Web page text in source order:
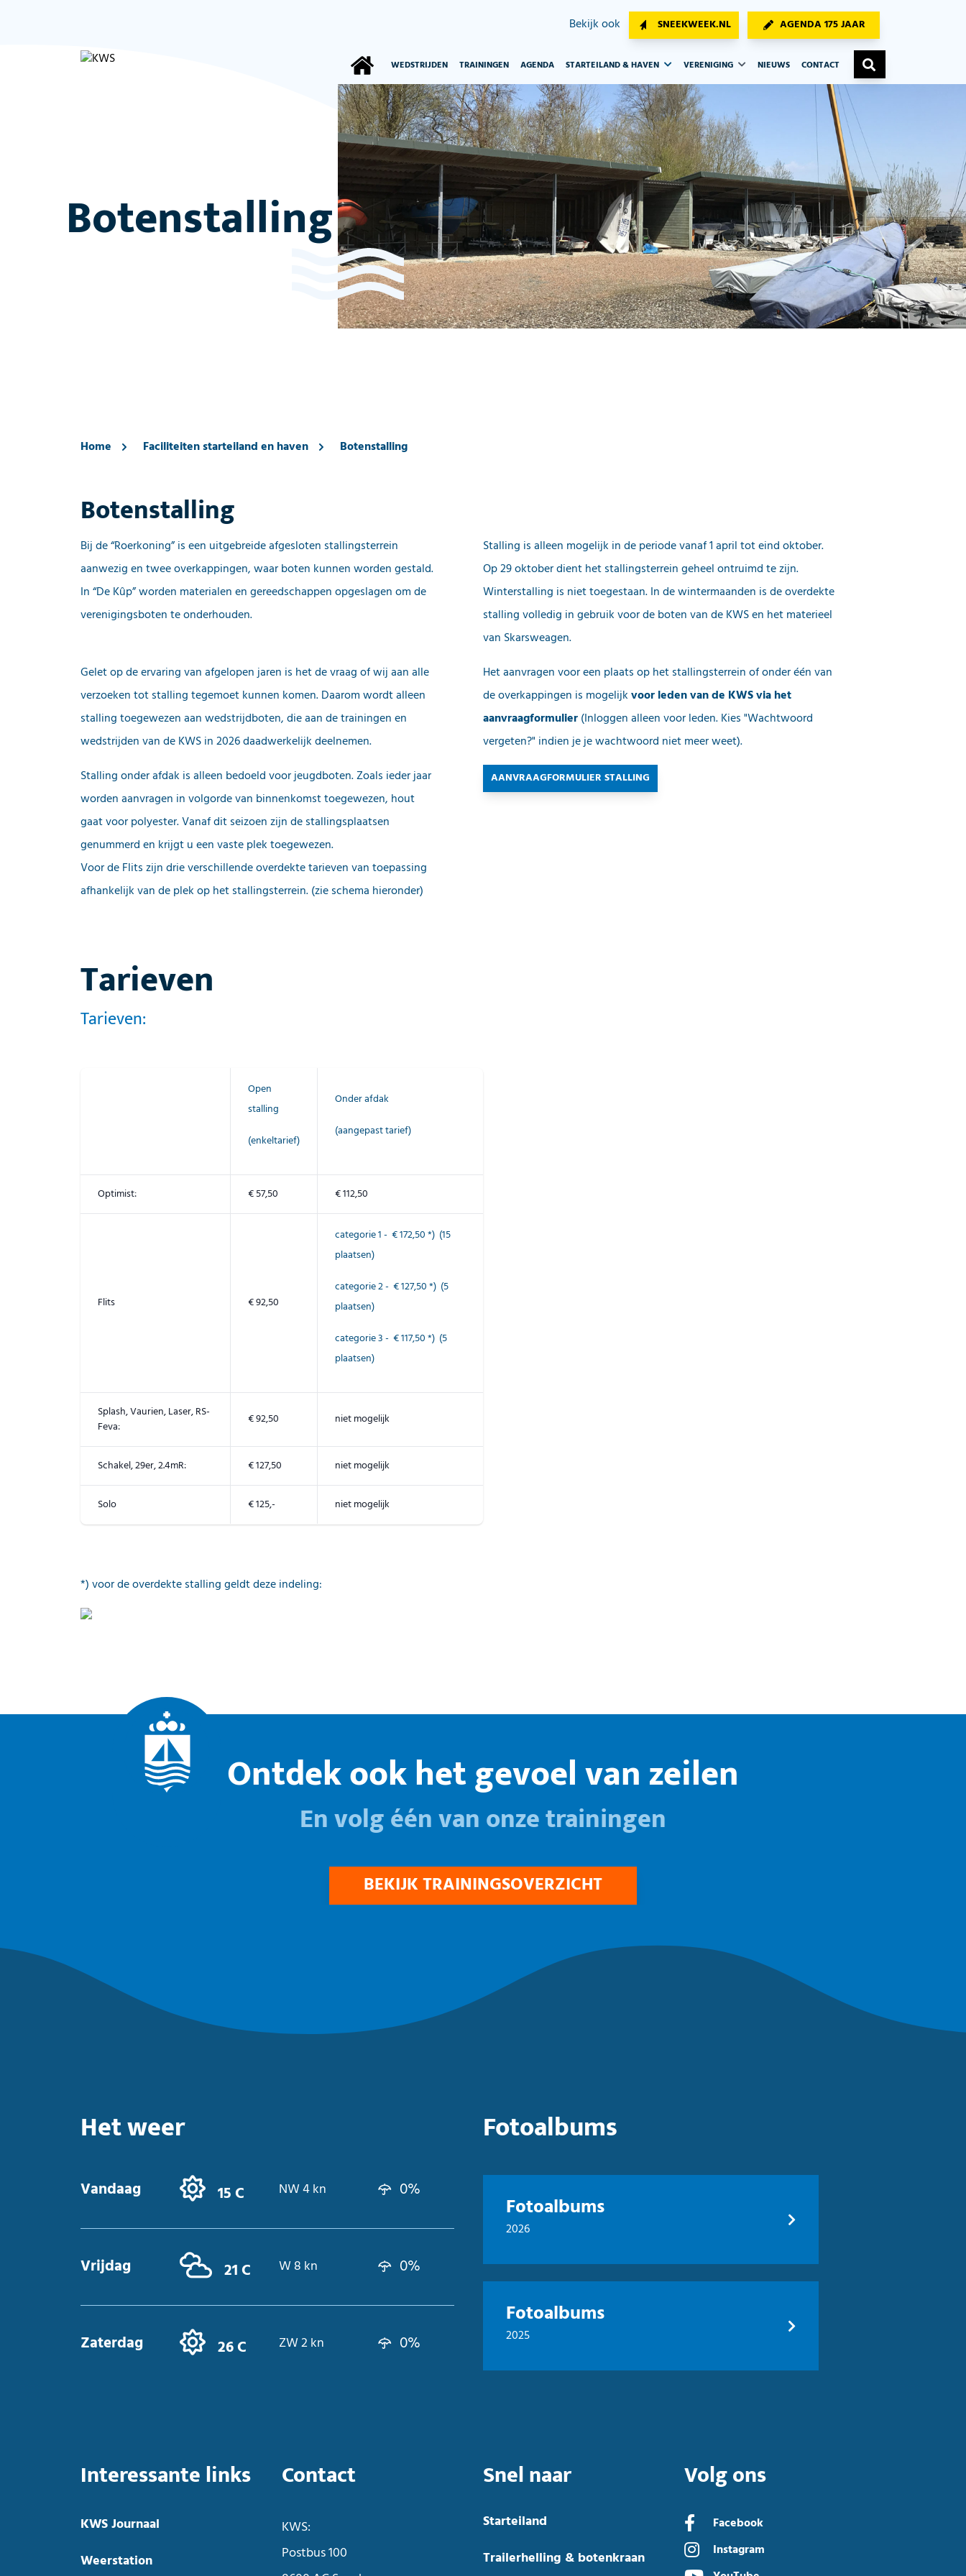
Bekijk ook SNEEKWEEK.NL AGENDA 175 JAAR
WEDSTRIJDEN TRAININGEN AGENDA STARTEILAND & HAVEN VERENIGING NIEUWS CONTACT
Botenstalling
Home Faciliteiten starteiland en haven Botenstalling
Botenstalling
Bij de “Roerkoning” is een uitgebreide afgesloten stallingsterrein
aanwezig en twee overkappingen, waar boten kunnen worden gestald.
In “De Kûp” worden materialen en gereedschappen opgeslagen om de
verenigingsboten te onderhouden.
Gelet op de ervaring van afgelopen jaren is het de vraag of wij aan alle
verzoeken tot stalling tegemoet kunnen komen. Daarom wordt alleen
stalling toegewezen aan wedstrijdboten, die aan de trainingen en
wedstrijden van de KWS in 2026 daadwerkelijk deelnemen.
Stalling onder afdak is alleen bedoeld voor jeugdboten. Zoals ieder jaar
worden aanvragen in volgorde van binnenkomst toegewezen, hout
gaat voor polyester. Vanaf dit seizoen zijn de stallingsplaatsen
genummerd en krijgt u een vaste plek toegewezen.
Voor de Flits zijn drie verschillende overdekte tarieven van toepassing
afhankelijk van de plek op het stallingsterrein. (zie schema hieronder)
Stalling is alleen mogelijk in de periode vanaf 1 april tot eind oktober.
Op 29 oktober dient het stallingsterrein geheel ontruimd te zijn.
Winterstalling is niet toegestaan. In de wintermaanden is de overdekte
stalling volledig in gebruik voor de boten van de KWS en het materieel
van Skarsweagen.
Het aanvragen voor een plaats op het stallingsterrein of onder één van
de overkappingen is mogelijkvoor leden van de KWS via het
aanvraagformulier(Inloggen alleen voor leden. Kies "Wachtwoord
vergeten?" indien je je wachtwoord niet meer weet).
AANVRAAGFORMULIER STALLING
Tarieven
Tarieven:
Open
stalling
(enkeltarief)
Onder afdak
(aangepast tarief)
Optimist: € 57,50 € 112,50
Flits € 92,50
categorie 1 - € 172,50 *) (15
plaatsen)
categorie 2 - € 127,50 *) (5
plaatsen)
categorie 3 - € 117,50 *) (5
plaatsen)
Splash, Vaurien, Laser, RS-
Feva:
€ 92,50 niet mogelijk
Schakel, 29er, 2.4mR: € 127,50 niet mogelijk
Solo € 125,- niet mogelijk
*) voor de overdekte stalling geldt deze indeling:
Ontdek ook het gevoel van zeilen
En volg één van onze trainingen
BEKIJK TRAININGSOVERZICHT
Het weer
Vandaag 15 C NW 4 kn 0%
Vrijdag 21 C W 8 kn 0%
Zaterdag 26 C ZW 2 kn 0%
Fotoalbums
Fotoalbums
2026
Fotoalbums
2025
Interessante links
KWS Journaal
Weerstation
Contact
KWS:
Postbus 100
Snel naar
Starteiland
Trailerhelling & botenkraan
Volg ons
Facebook
Instagram